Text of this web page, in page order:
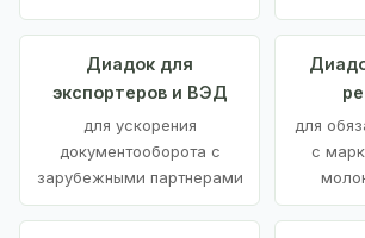
Диадок для
экспортеров и ВЭД
для ускорения
документооборота с
зарубежными партнерами
для
с